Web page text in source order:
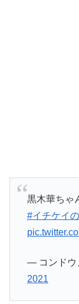
黒木華ちゃ
#イチケイ
— コンドウ
2021